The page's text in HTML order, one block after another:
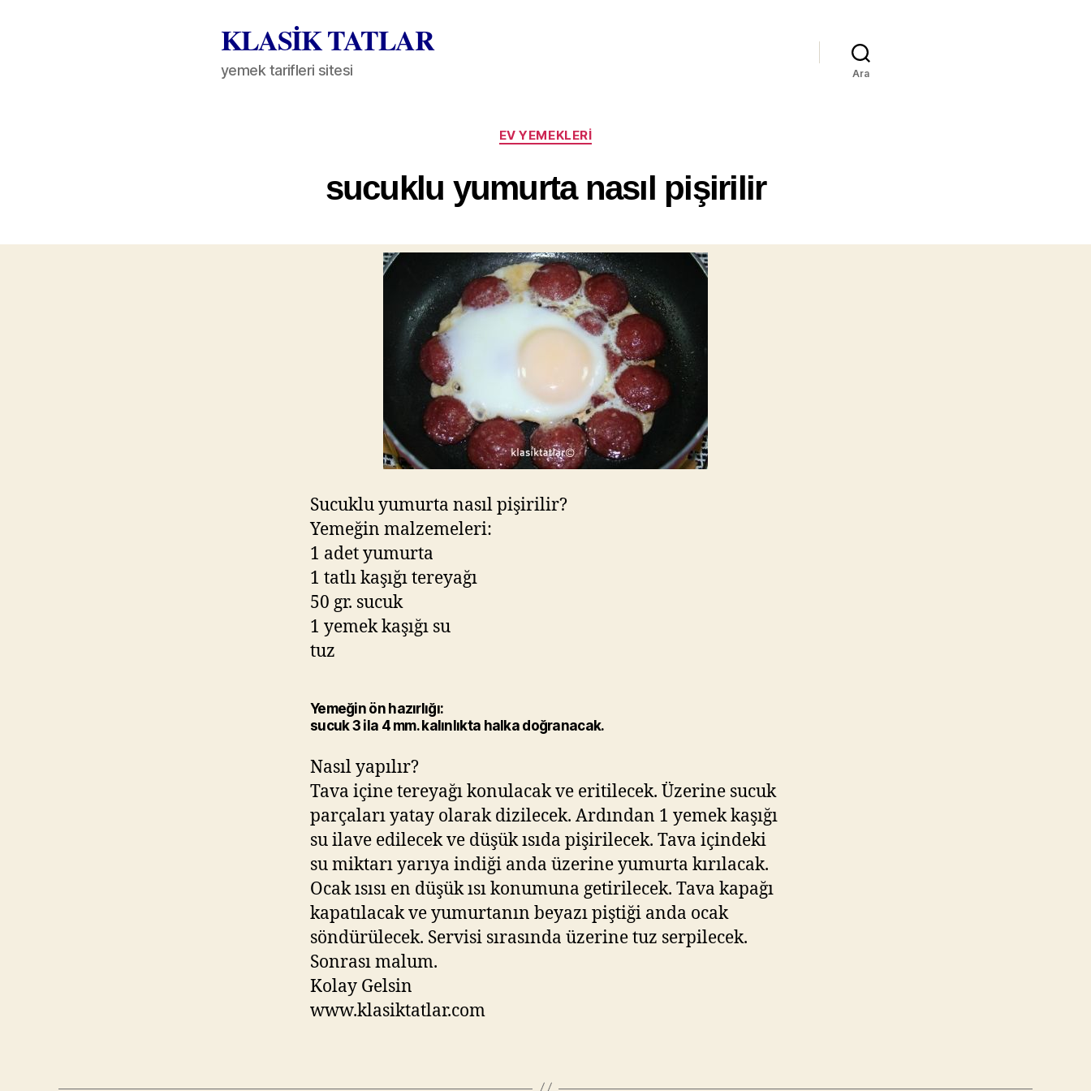
KLASİK TATLAR
yemek tarifleri sitesi Ara
Kategoriler
EV YEMEKLERI
sucuklu yumurta nasıl pişirilir
Sucuklu yumurta nasıl pişirilir?
Yemeğin malzemeleri:
1 adet yumurta
1 tatlı kaşığı tereyağı
50 gr. sucuk
1 yemek kaşığı su
tuz
Yemeğin ön hazırlığı:
sucuk 3 ila 4 mm. kalınlıkta halka doğranacak.
Nasıl yapılır?
Tava içine tereyağı konulacak ve eritilecek. Üzerine sucuk
parçaları yatay olarak dizilecek. Ardından 1 yemek kaşığı
su ilave edilecek ve düşük ısıda pişirilecek. Tava içindeki
su miktarı yarıya indiği anda üzerine yumurta kırılacak.
Ocak ısısı en düşük ısı konumuna getirilecek. Tava kapağı
kapatılacak ve yumurtanın beyazı piştiği anda ocak
söndürülecek. Servisi sırasında üzerine tuz serpilecek.
Sonrası malum.
Kolay Gelsin
www.klasiktatlar.com